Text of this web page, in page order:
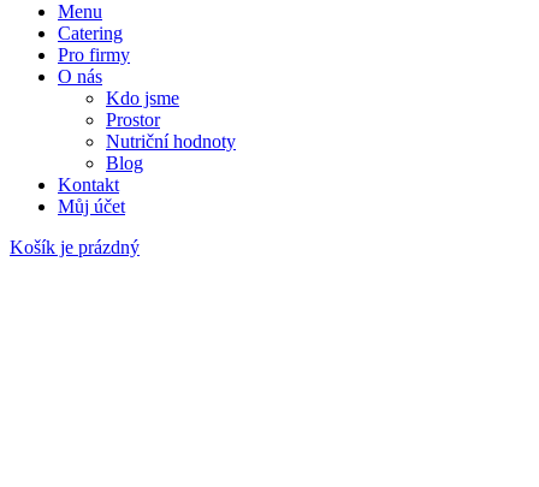
Menu
Catering
Pro firmy
O nás
Kdo jsme
Prostor
Nutriční hodnoty
Blog
Kontakt
Můj účet
Košík je prázdný